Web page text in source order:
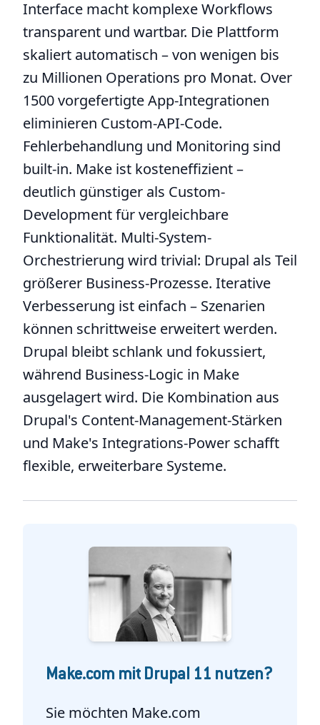
Interface macht komplexe Workflows
transparent und wartbar. Die Plattform
skaliert automatisch – von wenigen bis
zu Millionen Operations pro Monat. Over
1500 vorgefertigte App-Integrationen
eliminieren Custom-API-Code.
Fehlerbehandlung und Monitoring sind
built-in. Make ist kosteneffizient –
deutlich günstiger als Custom-
Development für vergleichbare
Funktionalität. Multi-System-
Orchestrierung wird trivial: Drupal als Teil
größerer Business-Prozesse. Iterative
Verbesserung ist einfach – Szenarien
können schrittweise erweitert werden.
Drupal bleibt schlank und fokussiert,
während Business-Logic in Make
ausgelagert wird. Die Kombination aus
Drupal's Content-Management-Stärken
und Make's Integrations-Power schafft
flexible, erweiterbare Systeme.
Make.com mit Drupal 11 nutzen?
Sie möchten Make.com